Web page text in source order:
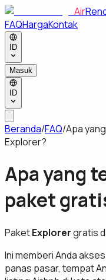
Air
FAQHargaKontak
ID
Masuk
ID
Beranda/FAQ/Apa
Explorer?
Apa yang
paket
PaketExplorergratis
Ini memberi Anda
panas pasar, tempat